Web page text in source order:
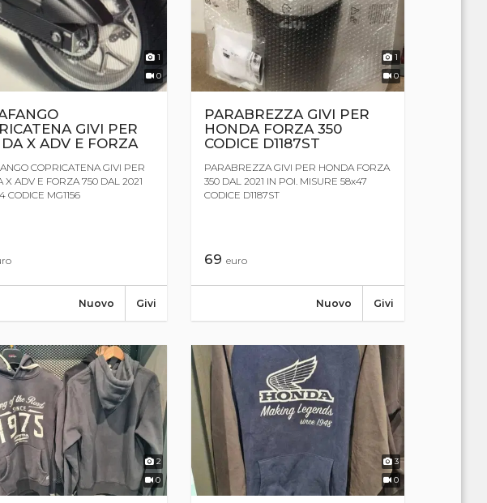
1
0
GIVI PER
X ADV E FORZA
COPRICATENA GIVI PER
X ADV E FORZA 750 DAL 2021
CODICE MG1156
Givi
Nuovo
1
0
PARABREZZA GIVI PER
HONDA FORZA 350
CODICE D1187ST
PARABREZZA GIVI PER HONDA FORZA
350 DAL 2021 IN POI. MISURE 58x47
CODICE D1187ST
69euro
Givi
Nuovo
2
0
3
0